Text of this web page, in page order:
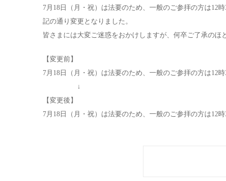
7月18日（月・祝）は法要のため、一般のご参拝の方は12
記の通り変更となりました。
皆さまには大変ご迷惑をおかけしますが、何卒ご了承のほ
【変更前】
7月18日（月・祝）は法要のため、一般のご参拝の方は12
↓
【変更後】
7月18日（月・祝）は法要のため、一般のご参拝の方は12